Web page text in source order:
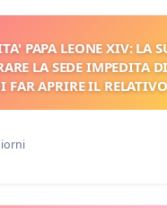
PAPA LEONE XIV: LA
LA SEDE IMPEDITA
FAR APRIRE IL